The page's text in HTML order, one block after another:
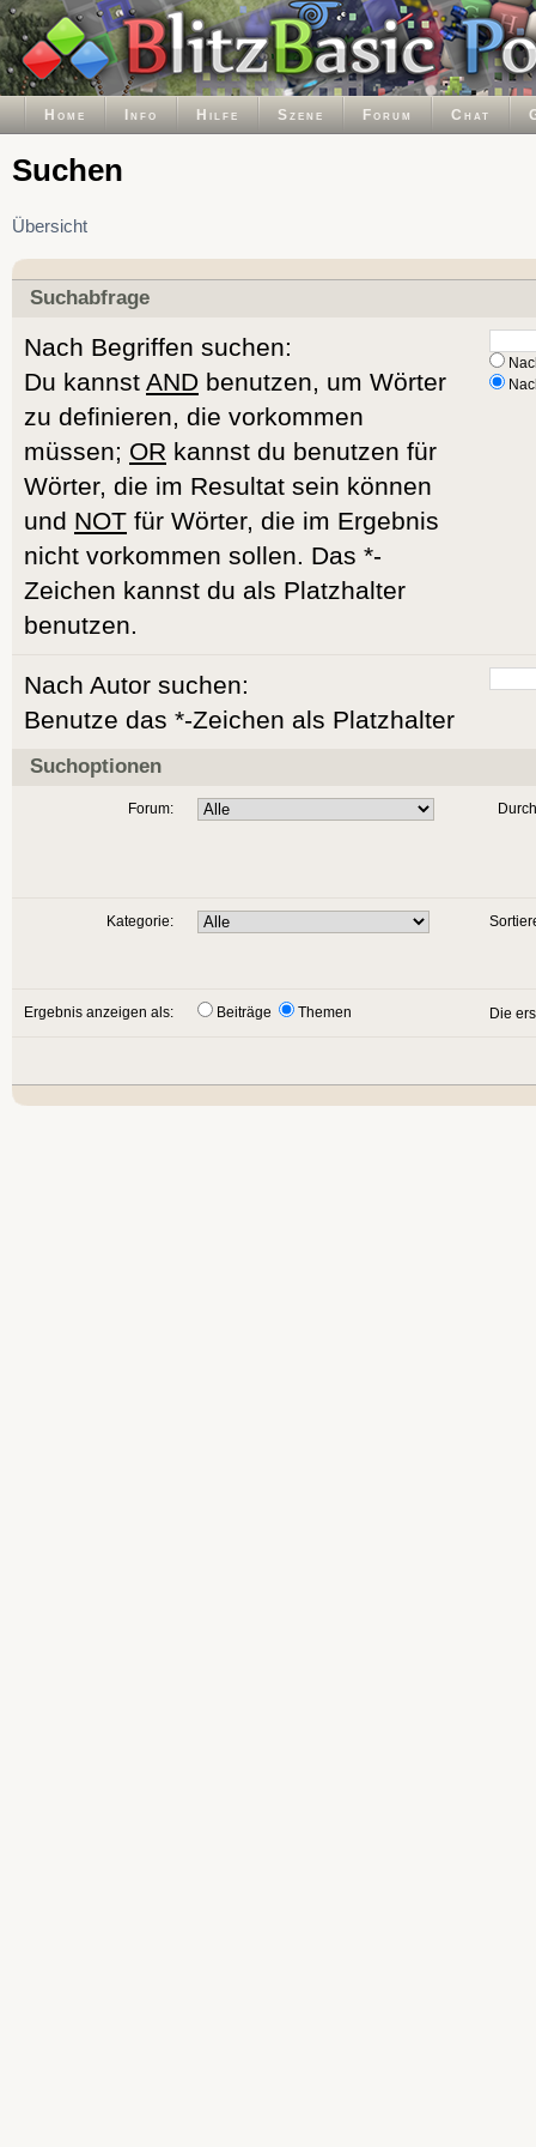
Home Info Hilfe Szene Forum Chat
Suchen
Übersicht
Suchabfrage
Nach Begriffen suchen:
Du kannst AND benutzen, um Wörter
zu definieren, die vorkommen
müssen; OR kannst du benutzen für
Wörter, die im Resultat sein können
und NOT für Wörter, die im Ergebnis
nicht vorkommen sollen. Das *-
Zeichen kannst du als Platzhalter
benutzen.
Nach Autor suchen:
Benutze das *-Zeichen als Platzhalter
Suchoptionen
Forum:
Kategorie:
Ergebnis anzeigen als: Beiträge Themen Die